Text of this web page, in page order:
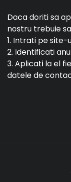
Daca doriti sa
nostru trebuie
1. Intrati pe site-
2. Identificati
3. Aplicati la el
datele de